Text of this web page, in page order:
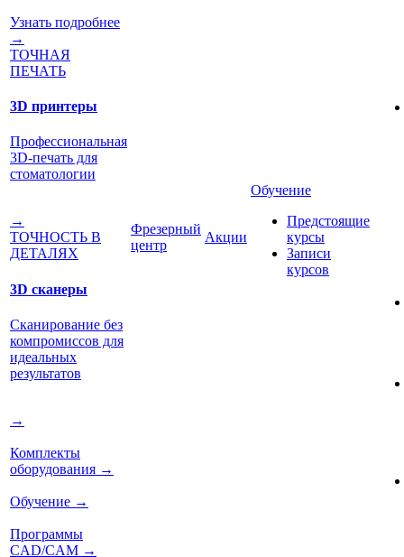
Узнать подробнее
→
ТОЧНАЯ
ПЕЧАТЬ
3D принтеры
Профессиональная
3D-печать для
стоматологии
→
ТОЧНОСТЬ В
ДЕТАЛЯХ
3D сканеры
Сканирование без
компромиссов для
идеальных
результатов
→
Комплекты
оборудования →
Обучение →
Программы
CAD/CAM →
Фрезерный
центр
Акции
Обучение
Предстоящие
курсы
Записи
курсов